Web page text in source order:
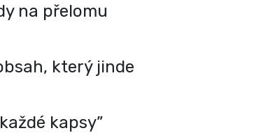
na přelomu
který jinde
kapsy”